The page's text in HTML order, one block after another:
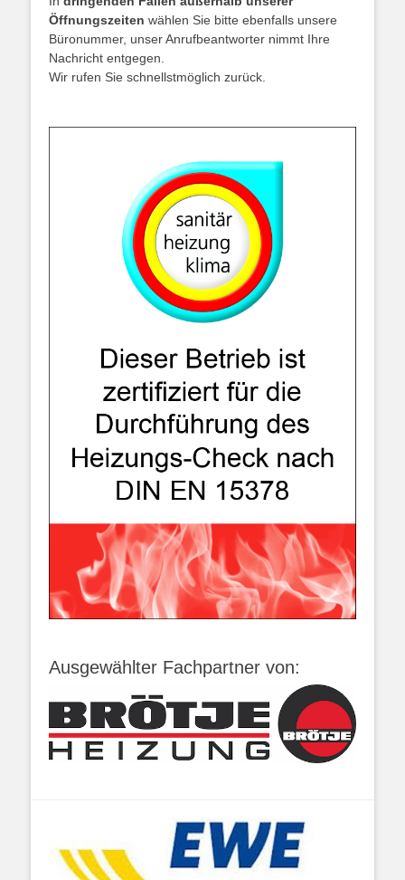
Öffnungszeiten wählen Sie bitte ebenfalls unsere
Büronummer, unser Anrufbeantworter nimmt Ihre
Nachricht entgegen.
Wir rufen Sie schnellstmöglich zurück.
Ausgewählter Fachpartner von: